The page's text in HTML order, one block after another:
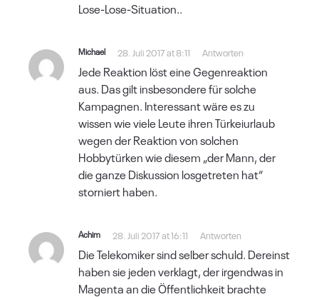
Lose-Lose-Situation..
Michael 28. Juli 2017 at 8:11 Antworten
Jede Reaktion löst eine Gegenreaktion
aus. Das gilt insbesondere für solche
Kampagnen. Interessant wäre es zu
wissen wie viele Leute ihren Türkeiurlaub
wegen der Reaktion von solchen
Hobbytürken wie diesem „der Mann, der
die ganze Diskussion losgetreten hat“
storniert haben.
Achim 28. Juli 2017 at 16:11 Antworten
Die Telekomiker sind selber schuld. Dereinst
haben sie jeden verklagt, der irgendwas in
Magenta an die Öffentlichkeit brachte